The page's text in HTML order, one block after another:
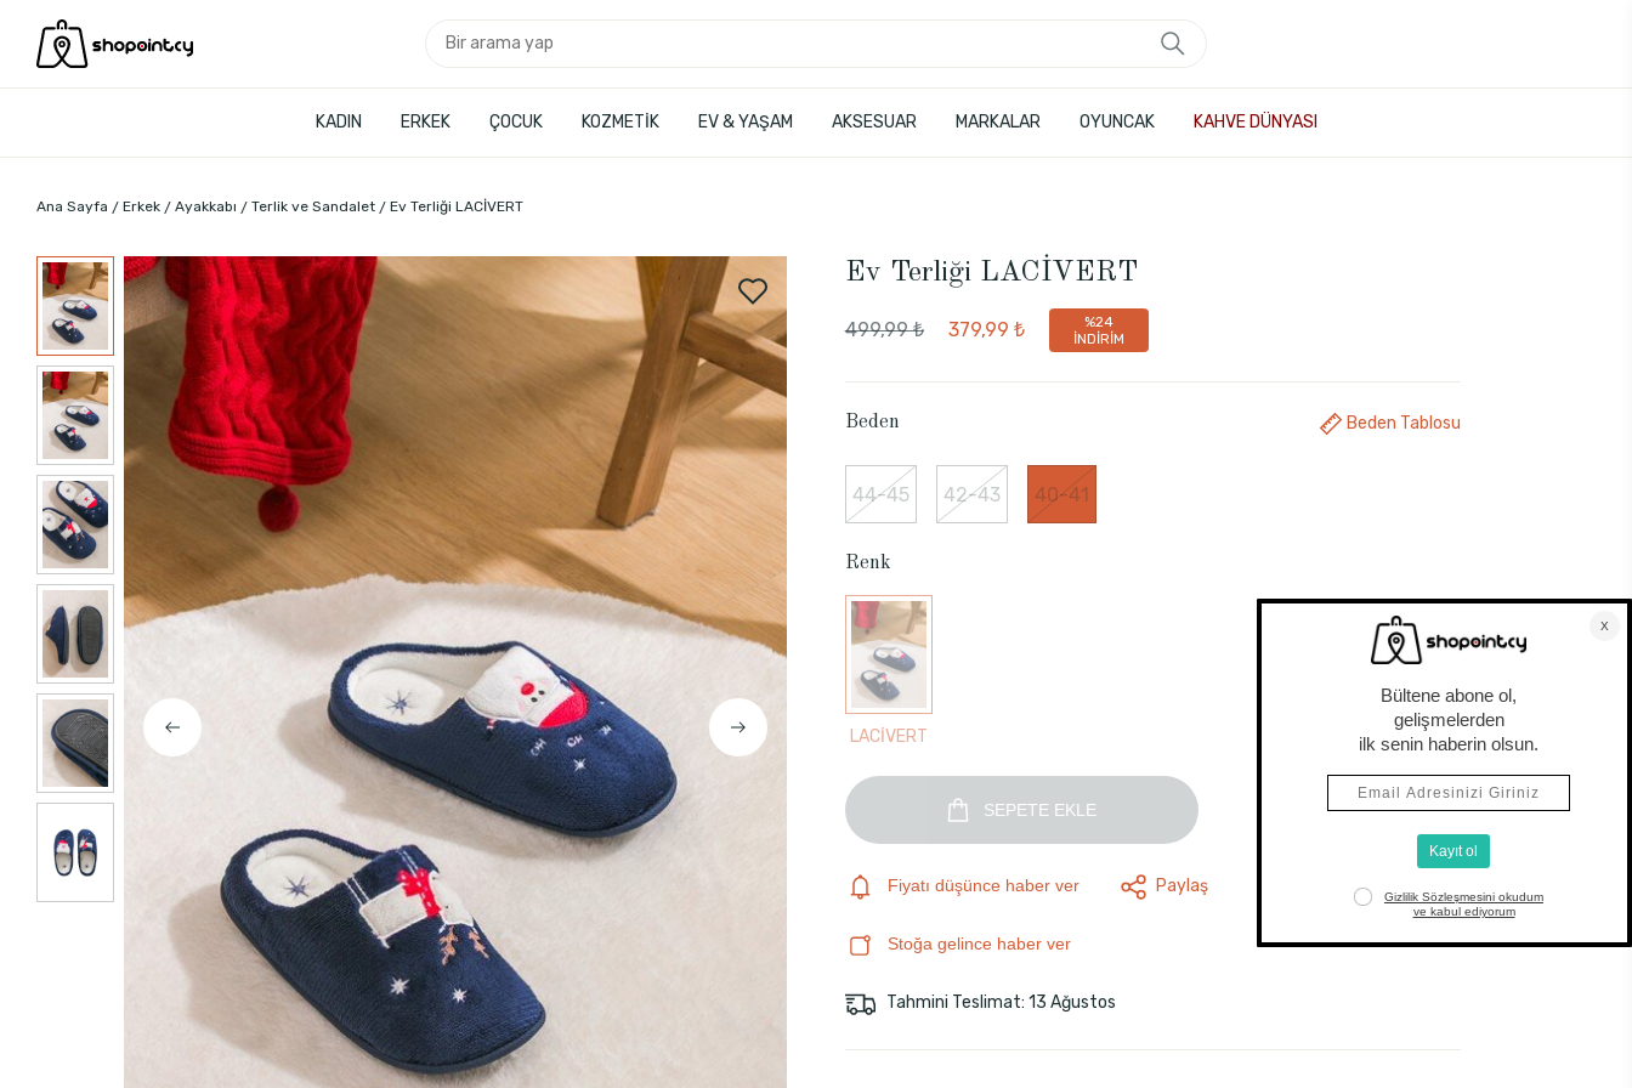
KADIN ERKEK ÇOCUK KOZMETİK EV & YAŞAM AKSESUAR MARKALAR OYUNCAK KAHVE DÜNYASI
Ana Sayfa Erkek Ayakkabı Terlik ve Sandalet Ev Terliği LACİVERT
Ev Terliği LACİVERT
499,99 ₺ 379,99 ₺
%24
İNDİRİM
Beden Beden Tablosu
44-45 42-43 40-41
Renk
LACİVERT
SEPETE EKLE
Fiyatı düşünce haber ver Paylaş
Stoğa gelince haber ver
Tahmini Teslimat: 13 Ağustos